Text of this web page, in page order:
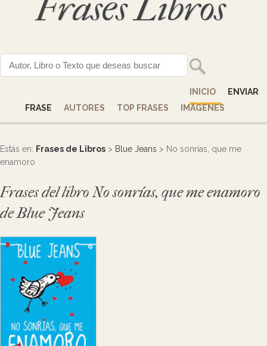
Frases Libros
INICIO
ENVIAR
FRASE
AUTORES TOP FRASES IMÁGENES
Estás en: Frases de Libros > Blue Jeans > No sonrías, que me
enamoro
Frases del libro No sonrías, que me enamoro
de Blue Jeans